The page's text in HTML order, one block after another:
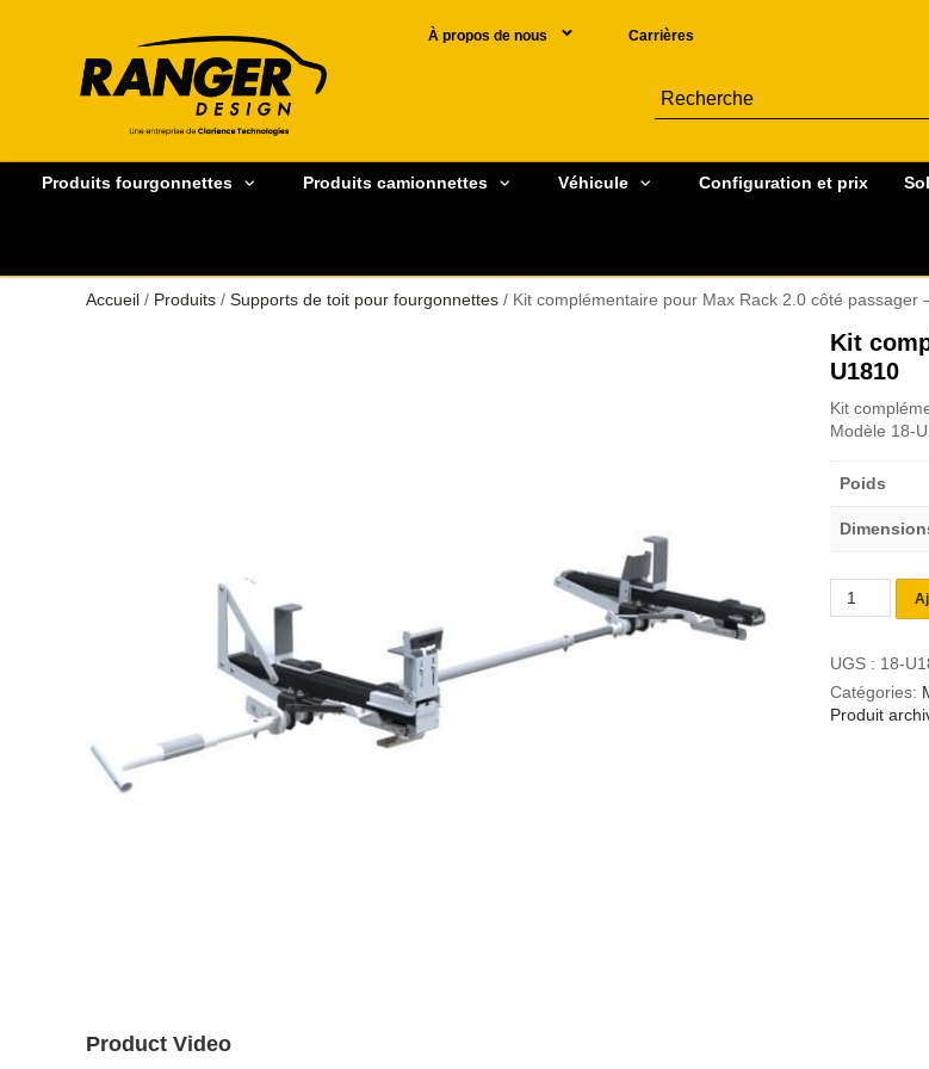
À propos de nous Carrières
Produits fourgonnettes Produits camionnettes Véhicule Configuration et prix
Accueil / Produits / Supports de toit pour fourgonnettes / Kit complémentaire pour Max Rack 2.0 côté passager
Product Video
Kit
U1810
Kit
Modèle 18-
Poids
UGS : 18-
Catégories:
Produit